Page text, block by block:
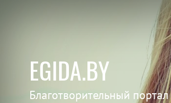
EGIDA.BY
Благотворительный